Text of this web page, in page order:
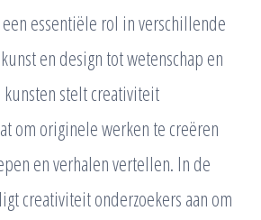
essentiële rol in verschillende
en design tot wetenschap en
stelt creativiteit
om originele werken te creëren
en verhalen vertellen. In de
creativiteit onderzoekers aan om